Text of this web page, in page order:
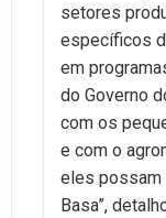
setores
específicos
em
do Governo
com os
e com o
eles possam
Basa”,